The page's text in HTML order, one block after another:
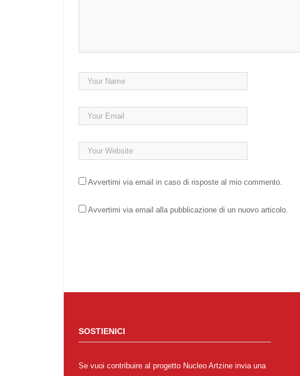
Avvertimi via email in caso di risposte al mio commento.
Avvertimi via email alla pubblicazione di un nuovo articolo.
SOSTIENICI
Se vuoi contribuire al progetto Nucleo Artzine invia una